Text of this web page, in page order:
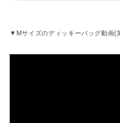
▼Mサイズのディッキーバッグ動画(